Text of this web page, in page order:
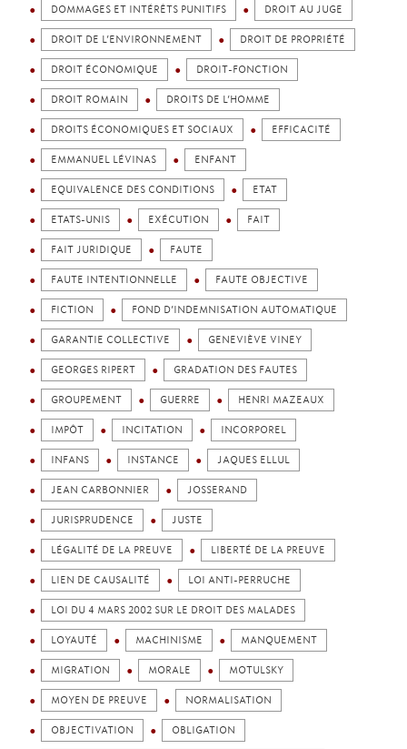
DOMMAGES ET INTÉRÊTS PUNITIFS DROIT AU JUGE
DROIT DE L’ENVIRONNEMENT DROIT DE PROPRIÉTÉ
DROIT ÉCONOMIQUE DROIT-FONCTION
DROIT ROMAIN DROITS DE L’HOMME
DROITS ÉCONOMIQUES ET SOCIAUX EFFICACITÉ
EMMANUEL LÉVINAS ENFANT
EQUIVALENCE DES CONDITIONS ETAT
ETATS-UNIS EXÉCUTION FAIT
FAIT JURIDIQUE FAUTE
FAUTE INTENTIONNELLE FAUTE OBJECTIVE
FICTION FOND D’INDEMNISATION AUTOMATIQUE
GARANTIE COLLECTIVE GENEVIÈVE VINEY
GEORGES RIPERT GRADATION DES FAUTES
GROUPEMENT GUERRE HENRI MAZEAUX
IMPÔT INCITATION INCORPOREL
INFANS INSTANCE JAQUES ELLUL
JEAN CARBONNIER JOSSERAND
JURISPRUDENCE JUSTE
LÉGALITÉ DE LA PREUVE LIBERTÉ DE LA PREUVE
LIEN DE CAUSALITÉ LOI ANTI-PERRUCHE
LOI DU 4 MARS 2002 SUR LE DROIT DES MALADES
LOYAUTÉ MACHINISME MANQUEMENT
MIGRATION MORALE MOTULSKY
MOYEN DE PREUVE NORMALISATION
OBJECTIVATION OBLIGATION